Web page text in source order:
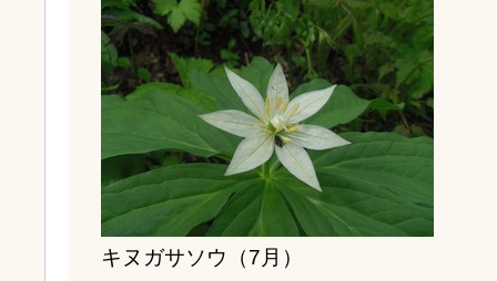
キヌガサソウ（7月）